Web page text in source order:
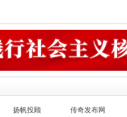
扬帆投顾 传奇发布网